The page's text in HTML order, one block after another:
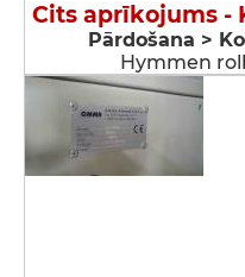
Cits aprīkojums -
Pārdošana >
Hymmen